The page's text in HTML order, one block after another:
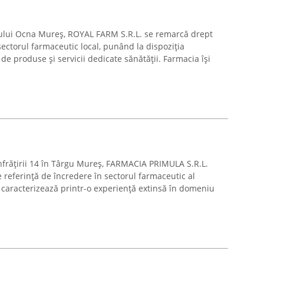
Ocna Mureș, ROYAL FARM S.R.L. se remarcă drept
farmaceutic local, punând la dispoziția
produse și servicii dedicate sănătății. Farmacia își
14 în Târgu Mureș, FARMACIA PRIMULA S.R.L.
de încredere în sectorul farmaceutic al
printr-o experiență extinsă în domeniu